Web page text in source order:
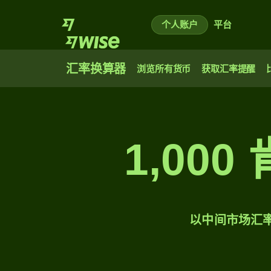
个人账户 平台
汇率换算器 浏览所有货币 获取汇率提醒
1,000
以中间市场汇